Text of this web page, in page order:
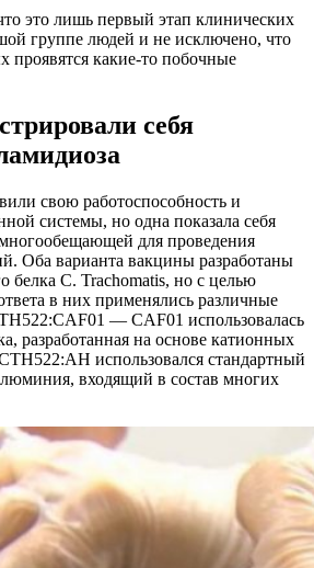
это лишь первый этап клинических
группе людей и не исключено, что
проявятся какие-то побочные
себя
свою работоспособность и
системы, но одна показала себя
для проведения
Оба варианта вакцины разработаны
белка C. Trachomatis, но с целью
в них применялись различные
— CAF01 использовалась
разработанная на основе катионных
использовался стандартный
входящий в состав многих